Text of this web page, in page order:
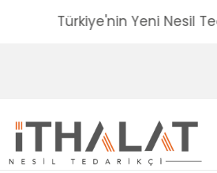
Türkiye'nin Yeni